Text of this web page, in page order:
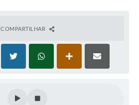
COMPARTILHAR